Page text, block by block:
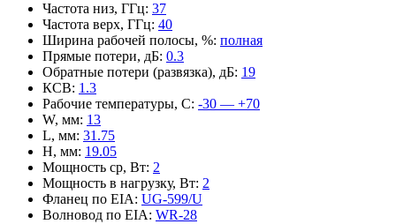
Частота низ, ГГц: 37
Частота верх, ГГц: 40
Ширина рабочей полосы, %: полная
Прямые потери, дБ: 0.3
Обратные потери (развязка), дБ: 19
КСВ: 1.3
Рабочие температуры, С: -30 — +70
W, мм: 13
L, мм: 31.75
H, мм: 19.05
Мощность ср, Вт: 2
Мощность в нагрузку, Вт: 2
Фланец по EIA: UG-599/U
Волновод по EIA: WR-28